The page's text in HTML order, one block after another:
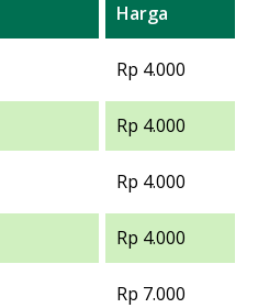
Harga
Rp 4.000
Rp 4.000
Rp 4.000
Rp 4.000
Rp 7.000